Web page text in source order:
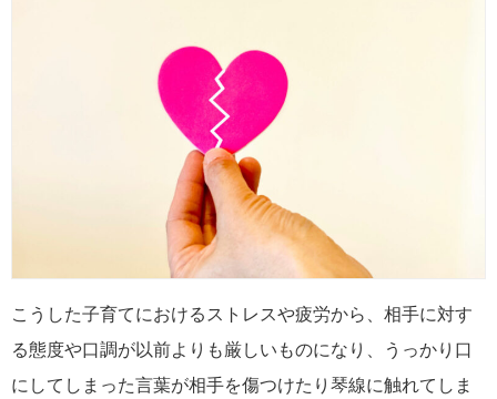
こうした子育てにおけるストレスや疲労から、相手に対す
る態度や口調が以前よりも厳しいものになり、うっかり口
にしてしまった言葉が相手を傷つけたり琴線に触れてしま